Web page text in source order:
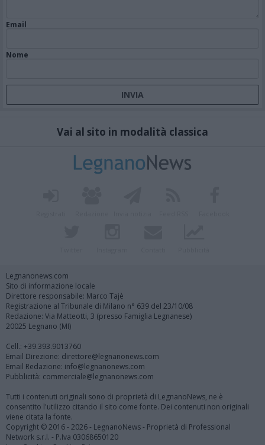
Email
Nome
Vai al sito in modalità classica
Legnanonews.com
Sito di informazione locale
Direttore responsabile: Marco Tajè
Registrazione al Tribunale di Milano n° 639 del 23/10/08
Redazione: Via Matteotti, 3 (presso Famiglia Legnanese)
20025 Legnano (MI)
Cell.: +39.393.9013760
Email Direzione: direttore@legnanonews.com
Email Redazione: info@legnanonews.com
Pubblicità: commerciale@legnanonews.com
Tutti i contenuti originali sono di proprietà di LegnanoNews, ne è
consentito l'utilizzo citando il sito come fonte. Dei contenuti non originali
viene citata la fonte.
Copyright © 2016 - 2026 - LegnanoNews - Proprietà di Professional
Network s.r.l. - P.Iva 03068650120